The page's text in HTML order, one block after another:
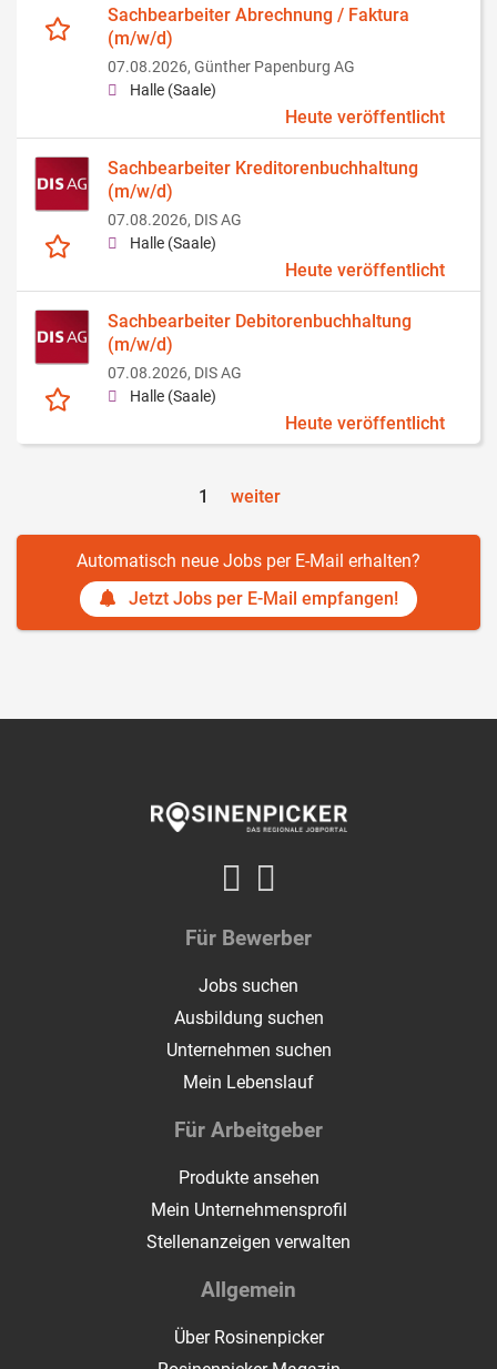
Sachbearbeiter Abrechnung / Faktura
(m/w/d)
07.08.2026, Günther Papenburg AG
Halle (Saale)
Heute veröffentlicht
Sachbearbeiter Kreditorenbuchhaltung
(m/w/d)
07.08.2026, DIS AG
Halle (Saale)
Heute veröffentlicht
Sachbearbeiter Debitorenbuchhaltung
(m/w/d)
07.08.2026, DIS AG
Halle (Saale)
Heute veröffentlicht
1 weiter
Automatisch neue Jobs per E-Mail erhalten?
Jetzt Jobs per E-Mail empfangen!
Für Bewerber
Jobs suchen
Ausbildung suchen
Unternehmen suchen
Mein Lebenslauf
Für Arbeitgeber
Produkte ansehen
Mein Unternehmensprofil
Stellenanzeigen verwalten
Allgemein
Über Rosinenpicker